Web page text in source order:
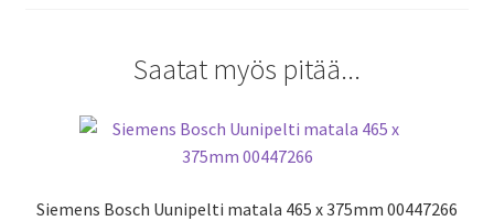
Saatat myös pitää...
Siemens Bosch Uunipelti matala 465 x 375mm 00447266